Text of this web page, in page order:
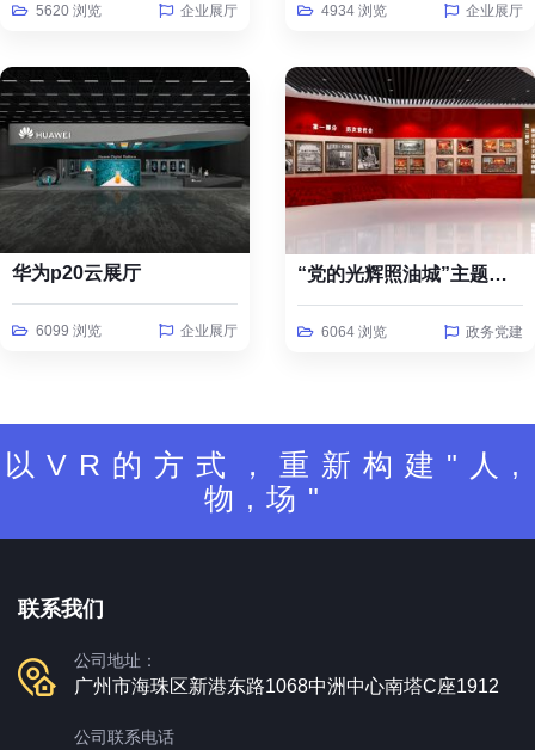
5620 浏览 企业展厅 4934 浏览 企业展厅
华为p20云展厅
6099 浏览 企业展厅
“党的光辉照油城”主题线上云展览
6064 浏览 政务党建
以VR的方式，重新构建"人,
物,场"
联系我们
公司地址：
广州市海珠区新港东路1068中洲中心南塔C座1912
公司联系电话